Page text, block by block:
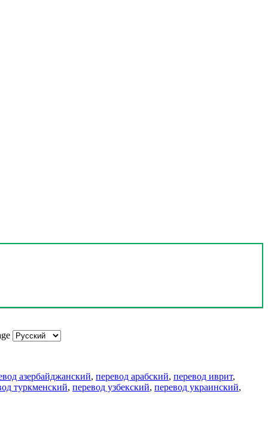
азербайджанский, перевод арабский, перевод иврит,
туркменский, перевод узбекский, перевод украинский,